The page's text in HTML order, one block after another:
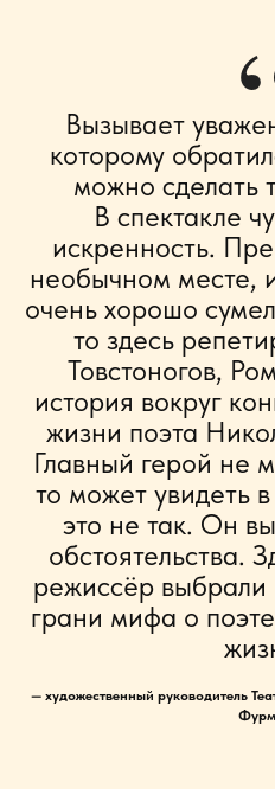
Вызывает
которому
можно сделать
В спектакле
искренность.
необычном месте,
очень хорошо
то здесь
Товстоногов,
история вокруг
жизни поэта
Главный герой не
то может увидеть
это не так. Он
обстоятельства.
режиссёр выбрали
грани мифа о
— художественный руководитель